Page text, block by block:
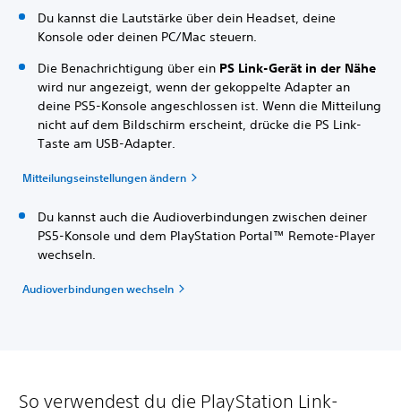
Du kannst die Lautstärke über dein Headset, deine
Konsole oder deinen PC/Mac steuern.
Die Benachrichtigung über ein PS Link-Gerät in der Nähe
wird nur angezeigt, wenn der gekoppelte Adapter an
deine PS5-Konsole angeschlossen ist. Wenn die Mitteilung
nicht auf dem Bildschirm erscheint, drücke die PS Link-
Taste am USB-Adapter.
Mitteilungseinstellungen ändern
Du kannst auch die Audioverbindungen zwischen deiner
PS5-Konsole und dem PlayStation Portal™ Remote-Player
wechseln.
Audioverbindungen wechseln
So verwendest du die PlayStation Link-